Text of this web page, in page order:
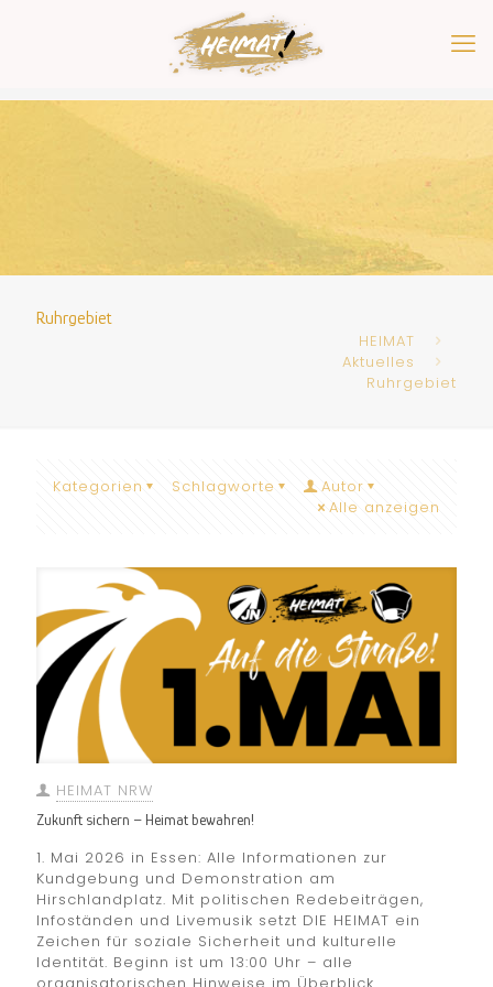
Ruhrgebiet
HEIMAT
Aktuelles
Ruhrgebiet
Kategorien Schlagworte
Autor
Alle anzeigen
HEIMAT NRW
Zukunft sichern – Heimat bewahren!
1. Mai 2026 in Essen: Alle Informationen zur
Kundgebung und Demonstration am
Hirschlandplatz. Mit politischen Redebeiträgen,
Infoständen und Livemusik setzt DIE HEIMAT ein
Zeichen für soziale Sicherheit und kulturelle
Identität. Beginn ist um 13:00 Uhr – alle